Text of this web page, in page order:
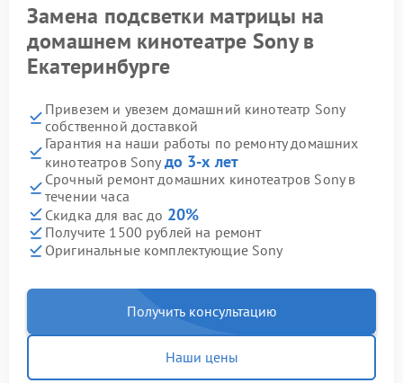
Замена подсветки матрицы на
домашнем кинотеатре Sony в
Екатеринбурге
Привезем и увезем домашний кинотеатр Sony
собственной доставкой
Гарантия на наши работы по ремонту домашних
кинотеатров Sony до 3-х лет
Срочный ремонт домашних кинотеатров Sony в
течении часа
Скидка для вас до 20%
Получите 1500 рублей на ремонт
Оригинальные комплектующие Sony
Получить консультацию
Наши цены